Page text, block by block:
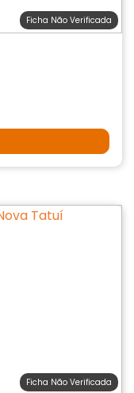
Ficha Não Verificada
Ficha Não Verificada